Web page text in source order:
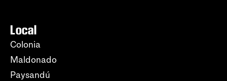
Local
Colonia
Maldonado
Paysandú